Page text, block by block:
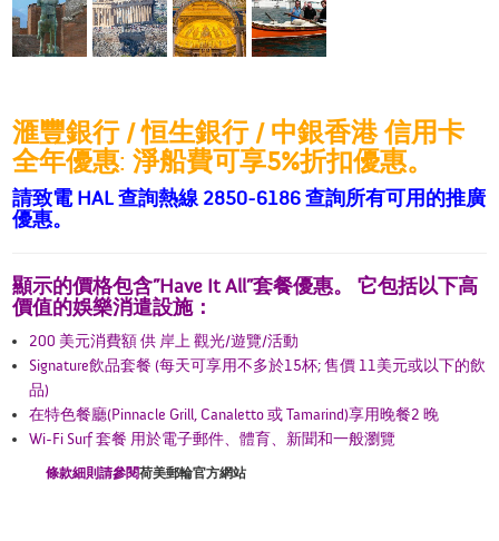
滙豐銀行/恒生銀行/ 中銀香港 信用卡
全年優惠: 淨船費可享5%折扣優惠。
請致電 HAL 查詢熱線 2850-6186 查詢所有可用的推廣
優惠。
顯示的價格包含”Have It All”套餐優惠。 它包括以下高
價值的娛樂消遣設施：
200 美元消費額 供 岸上 觀光/遊覽/活動
Signature飲品套餐 (每天可享用不多於15杯; 售價 11美元或以下的飲
品)
在特色餐廳(Pinnacle Grill, Canaletto 或 Tamarind)享用晚餐2 晚
Wi-Fi Surf 套餐 用於電子郵件、體育、新聞和一般瀏覽
條款細則請參閱荷美郵輪官方網站